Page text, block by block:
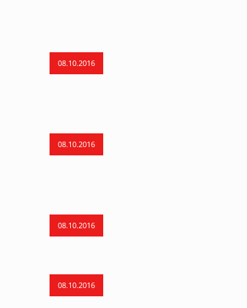
08.10.2016
08.10.2016
08.10.2016
08.10.2016